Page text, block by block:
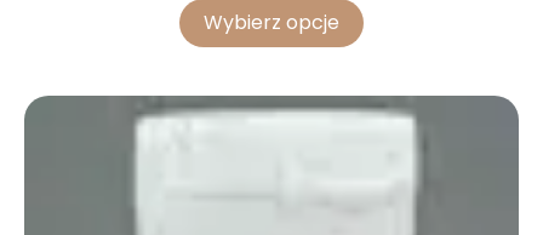
Wybierz opcje